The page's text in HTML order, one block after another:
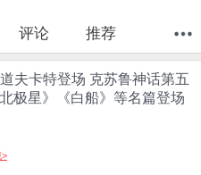
评论 推荐
买 购物车 我的当当
夫卡特登场 克苏鲁神话第五
极星》《白船》等名篇登场
>